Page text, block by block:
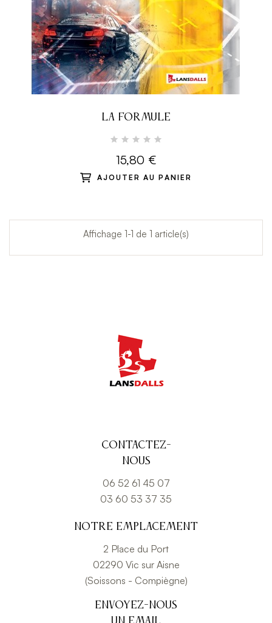
LA FORMULE
15,80 €
AJOUTER AU PANIER
Affichage 1-1 de 1 article(s)
Contactez-
nous
06 52 61 45 07
03 60 53 37 35
Notre emplacement
2 Place du Port
02290 Vic sur Aisne
(Soissons - Compiègne)
Envoyez-nous